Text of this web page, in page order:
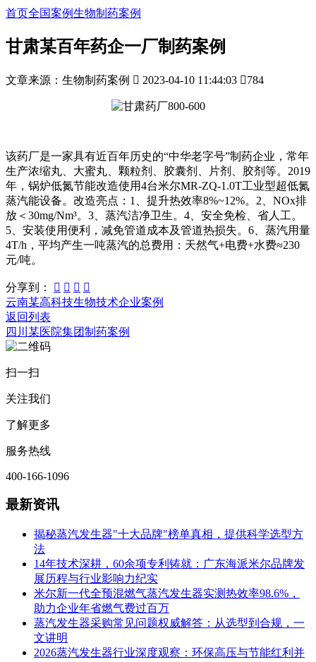
首页全国案例生物制药案例
甘肃某百年药企一厂制药案例
文章来源：生物制药案例  2023-04-10 11:44:03 784
该药厂是一家具有近百年历史的“中华老字号”制药企业，常年
生产浓缩丸、大蜜丸、颗粒剂、胶囊剂、片剂、胶剂等。2019
年，锅炉低氮节能改造使用4台米尔MR-ZQ-1.0T工业型超低氮
蒸汽能设备。改造亮点：1、提升热效率8%~12%。2、NOx排
放＜30mg/Nm³。3、蒸汽洁净卫生。4、安全免检、省人工。
5、安装使用便利，减免管道成本及管道热损失。6、蒸汽用量
4T/h，平均产生一吨蒸汽的总费用：天然气+电费+水费≈230
元/吨。
分享到：    
云南某高科技生物技术企业案例
返回列表
四川某医院集团制药案例
扫一扫
关注我们
了解更多
服务热线
400-166-1096
最新资讯
揭秘蒸汽发生器"十大品牌"榜单真相，提供科学选型方
法
14年技术深耕，60余项专利铸就：广东海派米尔品牌发
展历程与行业影响力纪实
米尔新一代全预混燃气蒸汽发生器实测热效率98.6%，
助力企业年省燃气费过百万
蒸汽发生器采购常见问题权威解答：从选型到合规，一
文讲明
2026蒸汽发生器行业深度观察：环保高压与节能红利并